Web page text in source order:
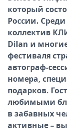
О
2026
который
России. Среди
коллектив
Dilan и
фестиваля
автограф-
номера,
подарков.
любимыми
в забавных
активные –